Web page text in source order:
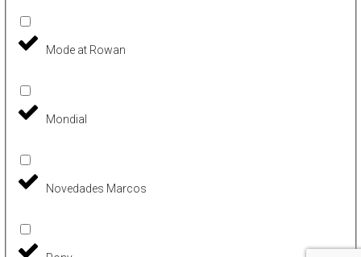
Mode at Rowan
Mondial
Novedades Marcos